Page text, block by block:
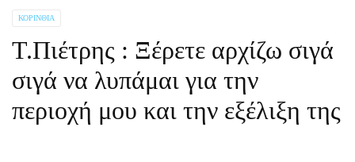
ΚΟΡΙΝΘΊΑ
T.Πιέτρης : Ξέρετε αρχίζω σιγά
σιγά να λυπάμαι για την
περιοχή μου και την εξέλιξη της